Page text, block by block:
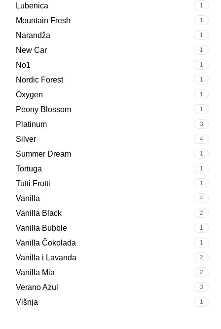
Lubenica 1
Mountain Fresh 1
Narandža 1
New Car 1
No1 1
Nordic Forest 1
Oxygen 1
Peony Blossom 1
Platinum 3
Silver 4
Summer Dream 1
Tortuga 1
Tutti Frutti 1
Vanilla 4
Vanilla Black 2
Vanilla Bubble 1
Vanilla Čokolada 1
Vanilla i Lavanda 2
Vanilla Mia 2
Verano Azul 3
Višnja 1